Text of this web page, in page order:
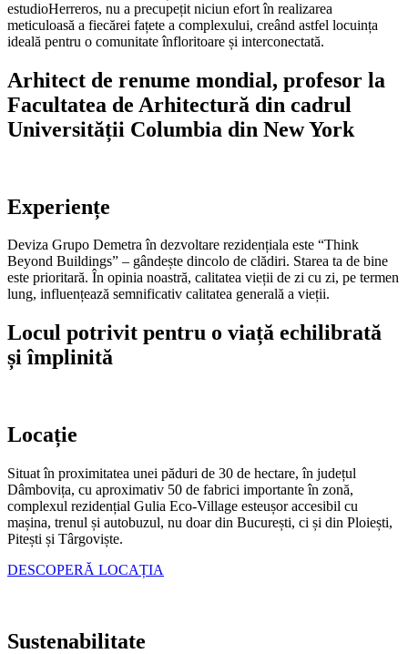
estudioHerreros, nu a precupețit niciun efort în realizarea
meticuloasă a fiecărei fațete a complexului, creând astfel locuința
ideală pentru o comunitate înfloritoare și interconectată.
Arhitect de renume mondial, profesor la
Facultatea de Arhitectură din cadrul
Universității Columbia din New York
Experiențe
Deviza Grupo Demetra în dezvoltare rezidențiala este “Think
Beyond Buildings” – gândește dincolo de clădiri. Starea ta de bine
este prioritară. În opinia noastră, calitatea vieții de zi cu zi, pe termen
lung, influențează semnificativ calitatea generală a vieții.
Locul potrivit pentru o viață echilibrată
și împlinită
Locație
Situat în proximitatea unei păduri de 30 de hectare, în județul
Dâmbovița, cu aproximativ 50 de fabrici importante în zonă,
complexul rezidențial Gulia Eco-Village esteușor accesibil cu
mașina, trenul și autobuzul, nu doar din București, ci și din Ploiești,
Pitești și Târgoviște.
DESCOPERĂ LOCAȚIA
Sustenabilitate